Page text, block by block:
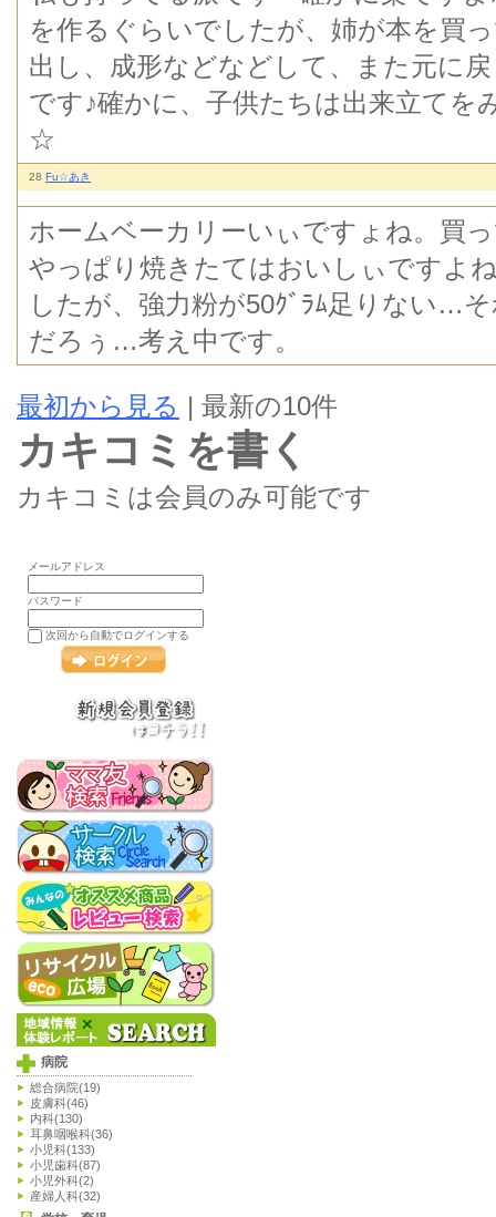
を作るぐらいでしたが、姉が本を買
出し、成形などなどして、また元に
です♪確かに、子供たちは出来立てを
☆
28 Fu☆あき
ホームベーカリーいぃですょね。買
やっぱり焼きたてはおいしぃですよ
したが、強力粉が50ｸﾞﾗﾑ足りない…
だろぅ…考え中です。
最初から見る | 最新の10件
カキコミを書く
カキコミは会員のみ可能です
メールアドレス
パスワード
次回から自動でログインする
病院
総合病院(19)
皮膚科(46)
内科(130)
耳鼻咽喉科(36)
小児科(133)
小児歯科(87)
小児外科(2)
産婦人科(32)